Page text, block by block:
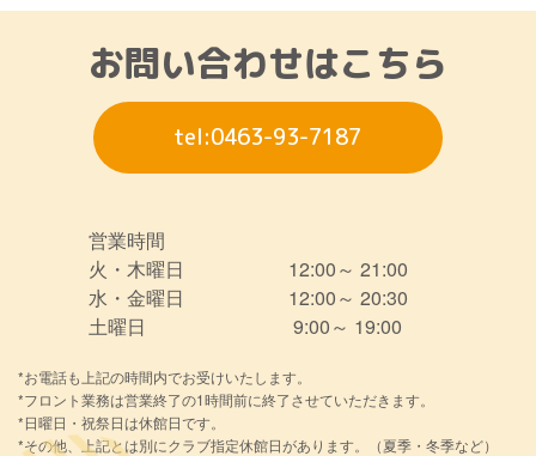
お問い合わせはこちら
tel:0463-93-7187
営業時間
火・木曜日
12:00～ 21:00
水・金曜日
12:00～ 20:30
土曜日
9:00～ 19:00
*お電話も上記の時間内でお受けいたします。
*フロント業務は営業終了の1時間前に終了させていただきます。
*日曜日・祝祭日は休館日です。
*その他、上記とは別にクラブ指定休館日があります。（夏季・冬季など）